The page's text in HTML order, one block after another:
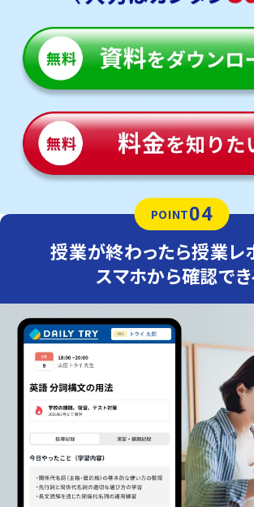
POINT04
授業が終わったら授業レ
スマホから確認でき